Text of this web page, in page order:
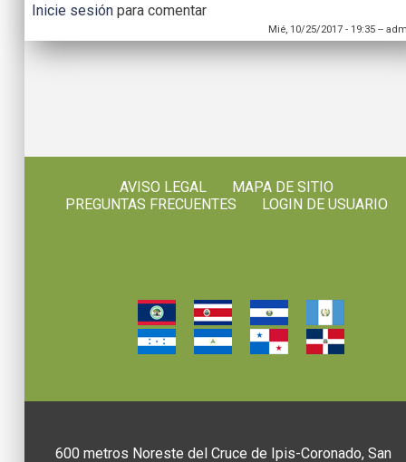
Inicie sesiónpara comentar
Mié, 10/25/2017 - 19:35 --
AVISO LEGAL
MAPA DE SITIO
PREGUNTAS FRECUENTES
LOGIN DE USUARIO
600 metros Noreste del Cruce de Ipis-Coronado, San